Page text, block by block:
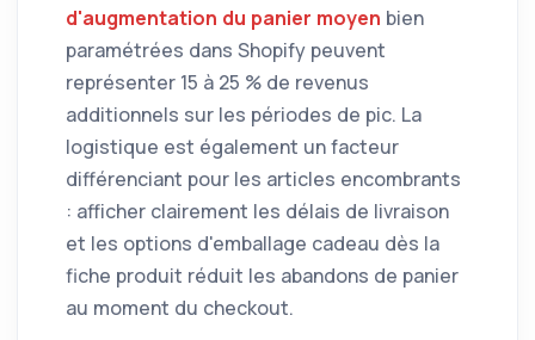
d'augmentation du panier moyen bien
paramétrées dans Shopify peuvent
représenter 15 à 25 % de revenus
additionnels sur les périodes de pic. La
logistique est également un facteur
différenciant pour les articles encombrants
: afficher clairement les délais de livraison
et les options d'emballage cadeau dès la
fiche produit réduit les abandons de panier
au moment du checkout.